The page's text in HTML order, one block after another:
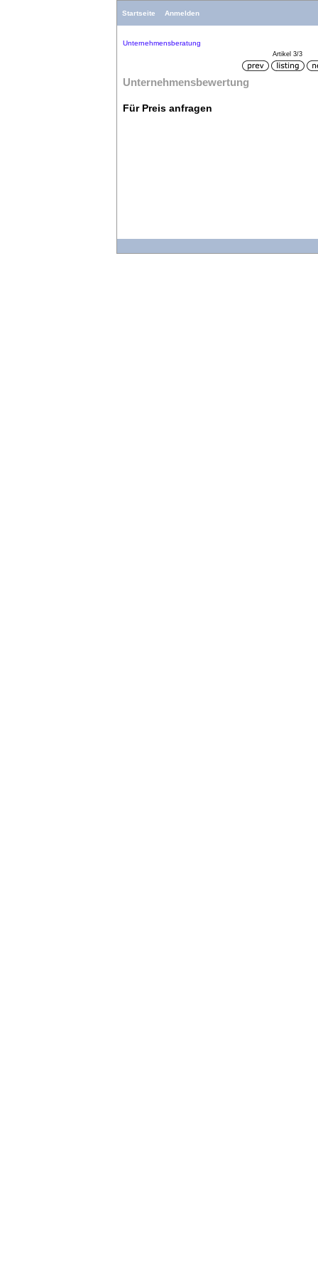
Startseite Anmelden
Unternehmensberatung
Artikel 3/3
Unternehmensbewertung
Für Preis anfragen